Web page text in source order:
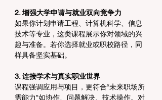
2. 增强大学申请与就业双向竞争力
如果你计划申请工程、计算机科学、信息
技术等专业，这类课程展示你对领域的兴
趣与准备。若你选择就业或职校路径，同
样具备坚实基础。
3. 连接学术与真实职业世界
课程强调应用与项目，更符合“未来职场所
需能力”如协作、问题解决、技术操作。对